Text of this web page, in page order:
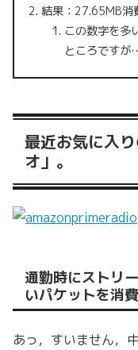
結果：27.65MB消
この数字を多
ところですが
最近お気に入
オ」。
通勤時にストリ
いパケットを消
あっ，すいません，